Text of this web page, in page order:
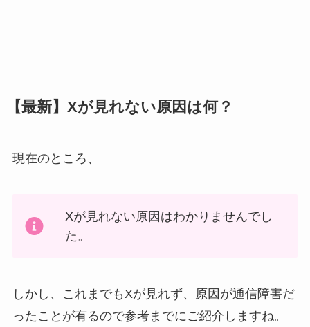
【最新】Xが見れない原因は何？
現在のところ、
Xが見れない原因はわかりませんでし
た。
しかし、これまでもXが見れず、原因が通信障害だ
ったことが有るので参考までにご紹介しますね。